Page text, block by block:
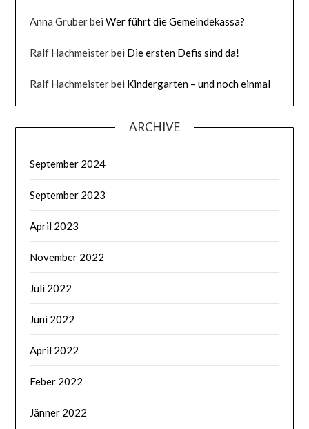
Anna GruberbeiWer führt die Gemeindekassa?
Ralf Hachmeisterbei Die ersten Defis sind da!
Ralf Hachmeisterbei Kindergarten – und noch einmal
ARCHIVE
September 2024
September 2023
April 2023
November 2022
Juli 2022
Juni 2022
April 2022
Feber 2022
Jänner 2022